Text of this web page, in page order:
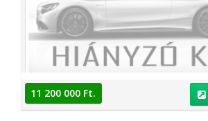
11 200 000 Ft.